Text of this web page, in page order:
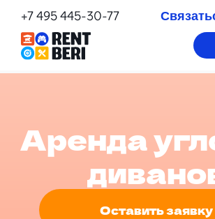
+7 495 445-30-77
Аренда
Оставить заявку